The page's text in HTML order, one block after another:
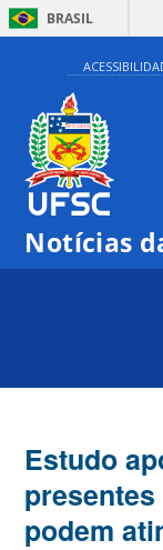
BRASIL
Notícias
Estudo
podem